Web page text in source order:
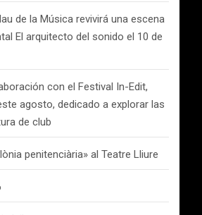
de la Música revivirá una escena
El arquitecto del sonido el 10 de
con el Festival In-Edit,
agosto, dedicado a explorar las
de club
penitenciària» al Teatre Lliure